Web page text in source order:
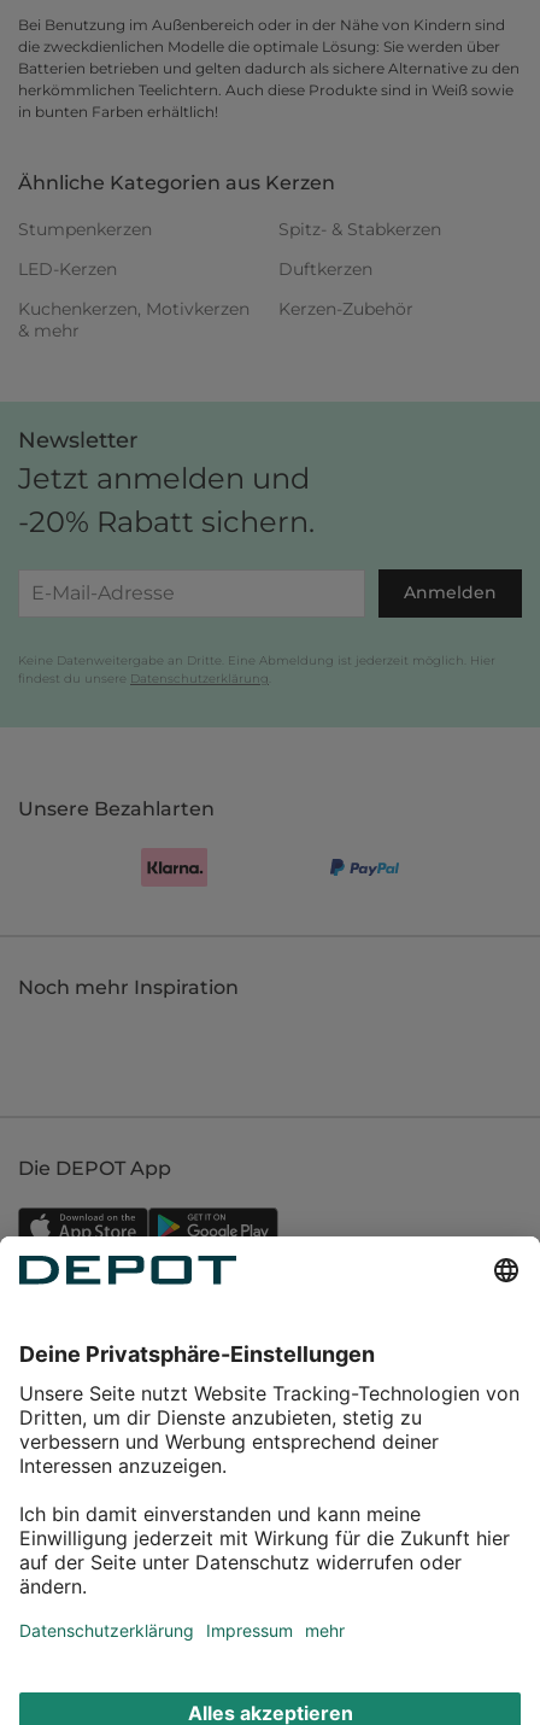
Bei Benutzung im Außenbereich oder in der Nähe von Kindern sind
die zweckdienlichen Modelle die optimale Lösung: Sie werden über
Batterien betrieben und gelten dadurch als sichere Alternative zu den
herkömmlichen Teelichtern. Auch diese Produkte sind in Weiß sowie
in bunten Farben erhältlich!
Ähnliche Kategorien aus Kerzen
Stumpenkerzen
Spitz- & Stabkerzen
LED-Kerzen
Duftkerzen
Kuchenkerzen, Motivkerzen
& mehr
Kerzen-Zubehör
Newsletter
Jetzt anmelden und
-20% Rabatt sichern.
Anmelden
Keine Datenweitergabe an Dritte. Eine Abmeldung ist jederzeit möglich. Hier
findest du unsere Datenschutzerklärung
Unsere Bezahlarten
Noch mehr Inspiration
Die DEPOT App
Service
Über DEPOT
Kontakt